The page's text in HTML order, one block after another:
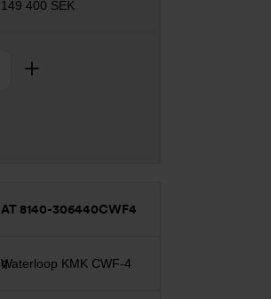
149 400 SEK
AT 8140-306440CWF4
Waterloop KMK CWF-4